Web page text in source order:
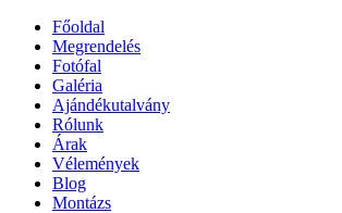
Főoldal
Megrendelés
Fotófal
Galéria
Ajándékutalvány
Rólunk
Árak
Vélemények
Blog
Montázs